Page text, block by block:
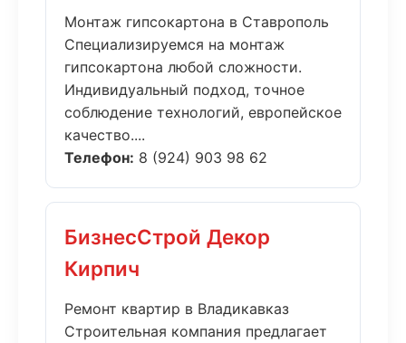
Монтаж гипсокартона в Ставрополь
Специализируемся на монтаж
гипсокартона любой сложности.
Индивидуальный подход, точное
соблюдение технологий, европейское
качество....
Телефон: 8 (924) 903 98 62
БизнесСтрой Декор
Кирпич
Ремонт квартир в Владикавказ
Строительная компания предлагает